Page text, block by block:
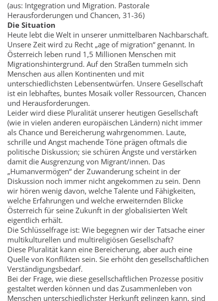
(aus: Intgegration und Migration. Pastorale
Herausforderungen und Chancen, 31-36)
Die Situation
Heute lebt die Welt in unserer unmittelbaren Nachbarschaft.
Unsere Zeit wird zu Recht „age of migration“ genannt. In
Österreich leben rund 1,5 Millionen Menschen mit
Migrationshintergrund. Auf den Straßen tummeln sich
Menschen aus allen Kontinenten und mit
unterschiedlichsten Lebensentwürfen. Unsere Gesellschaft
ist ein lebhaftes, buntes Mosaik voller Ressourcen, Chancen
und Herausforderungen.
Leider wird diese Pluralität unserer heutigen Gesellschaft
(wie in vielen anderen europäischen Ländern) nicht immer
als Chance und Bereicherung wahrgenommen. Laute,
schrille und Angst machende Töne prägen oft­mals die
politische Diskussion; sie schüren Ängste und verstärken
damit die Ausgrenzung von Migrant/innen. Das
„Humanvermögen“ der Zuwanderung scheint in der
Diskussion noch immer nicht angekommen zu sein. Denn
wir hören wenig davon, welche Talente und Fähigkeiten,
welche Erfahrungen und welche erweiternden Blicke
Österreich für seine Zukunft in der globalisierten Welt
eigentlich erhält.
Die Schlüsselfrage ist: Wie begegnen wir der Tatsache einer
multikulturellen und multireligiösen Gesellschaft?
Diese Pluralität kann eine Bereicherung, aber auch eine
Quelle von Konflikten sein. Sie erhöht den gesell­schaftl­ichen
Verständigungsbedarf.
Bei der Frage, wie diese gesellschaftlichen Prozesse positiv
gestaltet werden können und das Zusammen­leben von
Menschen unterschiedlichster Herkunft gelingen kann, sind